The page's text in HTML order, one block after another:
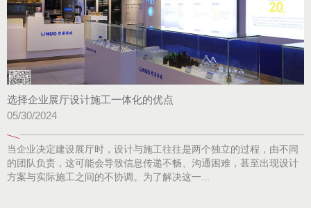
选择企业展厅设计施工一体化的优点
05/30/2024
当企业决定建设展厅时，设计与施工往往是两个独立的过程，由不同
的团队负责，这可能会导致信息传递不畅、沟通困难，甚至出现设计
方案与实际施工之间的不协调。为了解决这一...